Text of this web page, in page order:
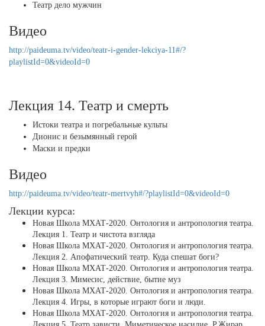
Театр дело мужчин
Видео
http://paideuma.tv/video/teatr-i-gender-lekciya-11#/?
playlistId=0&videoId=0
Лекция 14. Театр и смерть
Истоки театра и погребальные культы
Дионис и безымянный герой
Маски и предки
Видео
http://paideuma.tv/video/teatr-mertvyh#/?playlistId=0&videoId=0
Лекции курса:
Новая Школа МХАТ-2020. Онтология и антропология театра.
Лекция 1. Театр и чистота взгляда
Новая Школа МХАТ-2020. Онтология и антропология театра.
Лекция 2. Апофатический театр. Куда спешат боги?
Новая Школа МХАТ-2020. Онтология и антропология театра.
Лекция 3. Мимесис, действие, бытие муз
Новая Школа МХАТ-2020. Онтология и антропология театра.
Лекция 4. Игры, в которые играют боги и люди.
Новая Школа МХАТ-2020. Онтология и антропология театра.